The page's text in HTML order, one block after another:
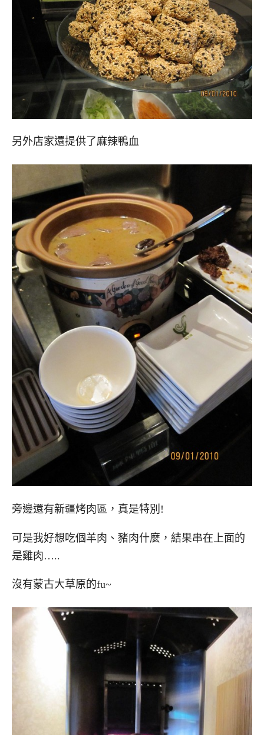
另外店家還提供了麻辣鴨血
旁邊還有新疆烤肉區，真是特別!
可是我好想吃個羊肉、豬肉什麼，結果串在上面的
是雞肉…..
沒有蒙古大草原的fu~